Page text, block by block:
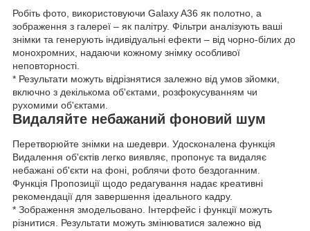
Робіть фото, використовуючи Galaxy A36 як полотно, а
зображення з галереї – як палітру. Фільтри аналізують ваші
знімки та генерують індивідуальні ефекти – від чорно-білих до
монохромних, надаючи кожному знімку особливої
неповторності.
* Результати можуть відрізнятися залежно від умов зйомки,
включно з декількома об'єктами, розфокусуванням чи
рухомими об'єктами.
Видаляйте небажаний фоновий шум
Перетворюйте знімки на шедеври. Удосконалена функція
Видалення об'єктів легко виявляє, пропонує та видаляє
небажані об'єкти на фоні, роблячи фото бездоганним.
Функція Пропозиції щодо редагування надає креативні
рекомендації для завершення ідеального кадру.
* Зображення змодельовано. Інтерфейс і функції можуть
різнитися. Результати можуть змінюватися залежно від